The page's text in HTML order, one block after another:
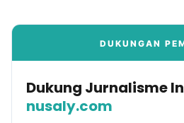
DUKUNGAN
Dukung Jurnalisme
nusaly.com